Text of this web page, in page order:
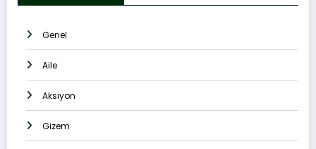
Genel
Aile
Aksiyon
Gizem